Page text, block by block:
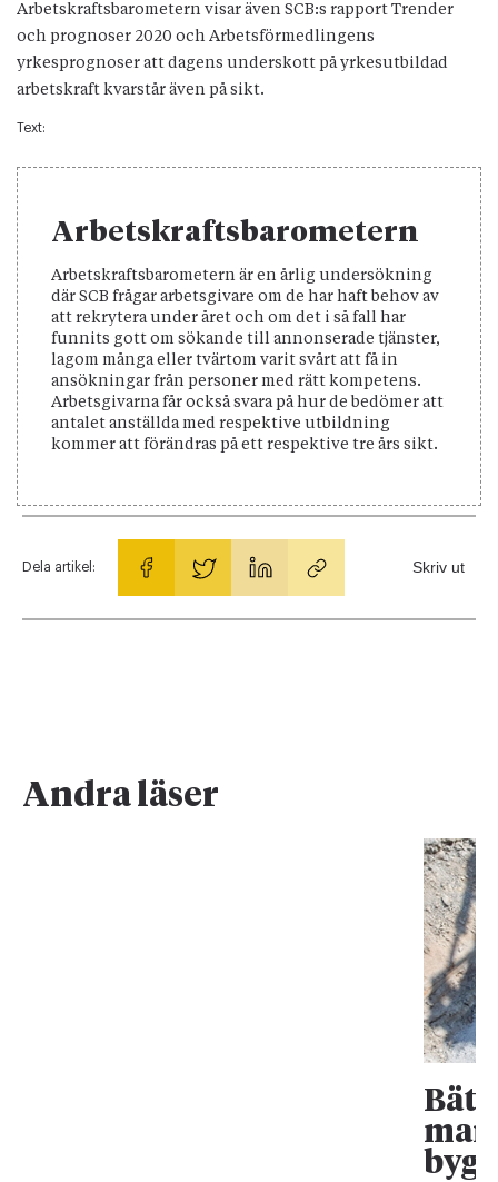
Arbetskraftsbarometern visar även SCB:s rapport Trender
och prognoser 2020 och Arbetsförmedlingens
yrkesprognoser att dagens underskott på yrkesutbildad
arbetskraft kvarstår även på sikt.
Text:
Arbetskraftsbarometern
Arbetskraftsbarometern är en årlig undersökning
där SCB frågar arbetsgivare om de har haft behov av
att rekrytera under året och om det i så fall har
funnits gott om sökande till annonserade tjänster,
lagom många eller tvärtom varit svårt att få in
ansökningar från personer med rätt kompetens.
Arbetsgivarna får också svara på hur de bedömer att
antalet anställda med respektive utbildning
kommer att förändras på ett respektive tre års sikt.
Dela artikel: Skriv ut
Andra läser